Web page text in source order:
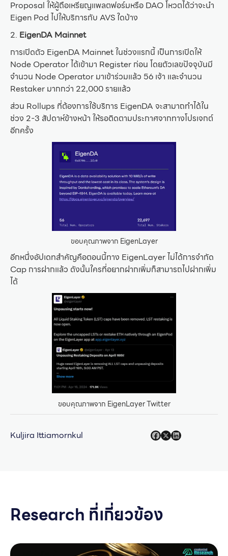
Proposal ให้ผู้ถือเหรียญแพลตฟอร์มหรือ DAO โหวตได้ว่าจะนำ
Eigen Pod ไปให้บริการกับ AVS ใดบ้าง
2. EigenDA Mainnet
การเปิดตัว EigenDA Mainnet ในช่วงแรกนี้ เป็นการเปิดให้
Node Operator ได้เข้ามา Register ก่อน โดยตัวเลขปัจจุบันมี
จำนวน Node Operator มาเข้าร่วมแล้ว 56 เจ้า และจำนวน
Restaker มากกว่า 22,000 รายแล้ว
ส่วน Rollups ที่ต้องการใช้บริการ EigenDA จะสามาถทำได้ใน
ช่วง 2-3 สัปดาห์ข้างหน้า ให้รอติดตามประกาศจากทางโปรเจกต์
อีกครั้ง
ขอบคุณภาพจาก EigenLayer
อีกหนึ่งอัปเดทสำคัญคือตอนนี้ทาง EigenLayer ไม่ได้การจำกัด
Cap การฝากแล้ว ดังนั้นใครที่อยากฝากเพิ่มก็สามารถไปฝากเพิ่ม
ได้
ขอบคุณภาพจาก EigenLayer Twitter
Kuljira Ittiamornkul
Research ที่เกี่ยวข้อง